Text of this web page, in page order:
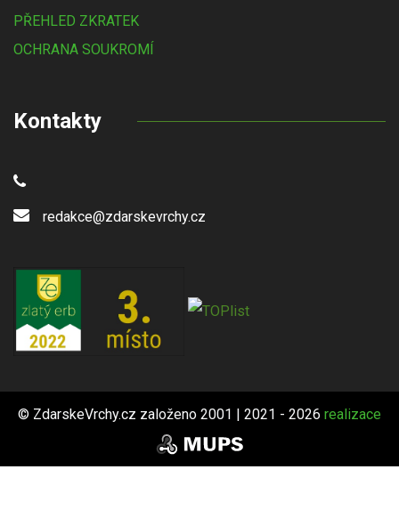
PŘEHLED ZKRATEK
OCHRANA SOUKROMÍ
Kontakty
redakce@zdarskevrchy.cz
© ZdarskeVrchy.cz založeno 2001 | 2021 - 2026 realizace